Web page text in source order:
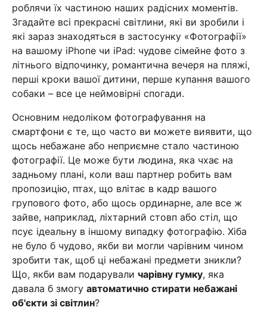
роблячи їх частиною наших радісних моментів.
Згадайте всі прекрасні світлини, які ви зробили і
які зараз знаходяться в застосунку «Фотографії»
на вашому iPhone чи iPad: чудове сімейне фото з
літнього відпочинку, романтична вечеря на пляжі,
перші кроки вашої дитини, перше купання вашого
собаки – все це неймовірні спогади.
Основним недоліком фотографування на
смартфони є те, що часто ви можете виявити, що
щось небажане або неприємне стало частиною
фотографії. Це може бути людина, яка чхає на
задньому плані, коли ваш партнер робить вам
пропозицію, птах, що влітає в кадр вашого
групового фото, або щось ординарне, але все ж
зайве, наприклад, ліхтарний стовп або стіл, що
псує ідеальну в іншому випадку фотографію. Хіба
не було б чудово, якби ви могли чарівним чином
зробити так, щоб ці небажані предмети зникли?
Що, якби вам подарували чарівну гумку, яка
давала б змогу автоматично стирати небажані
об'єкти зі світлин?